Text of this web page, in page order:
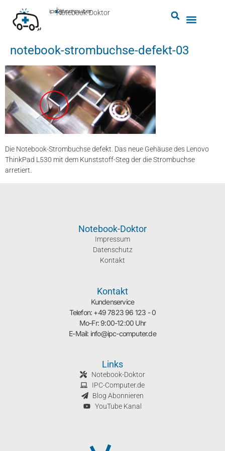
Notebook-Doktor
by
■
ipc-computer
notebook-strombuchse-defekt-03
Die Notebook-Strombuchse defekt. Das neue Gehäuse des Lenovo
ThinkPad L530 mit dem Kunststoff-Steg der die Strombuchse
arretiert.
Notebook-Doktor
Impressum
Datenschutz
Kontakt
Kontakt
Kundenservice
Telefon: +49 7823 96 123 - 0
Mo-Fr: 9:00-12:00 Uhr
E-Mail: info@ipc-computer.de
Links
Notebook-Doktor
IPC-Computer.de
Blog Abonnieren
YouTube Kanal